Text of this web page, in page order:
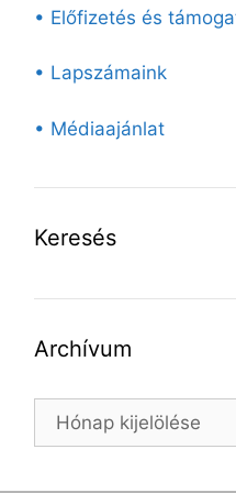
• Előfizetés és
• Lapszámaink
• Médiaajánlat
Keresés
Archívum
Archívum